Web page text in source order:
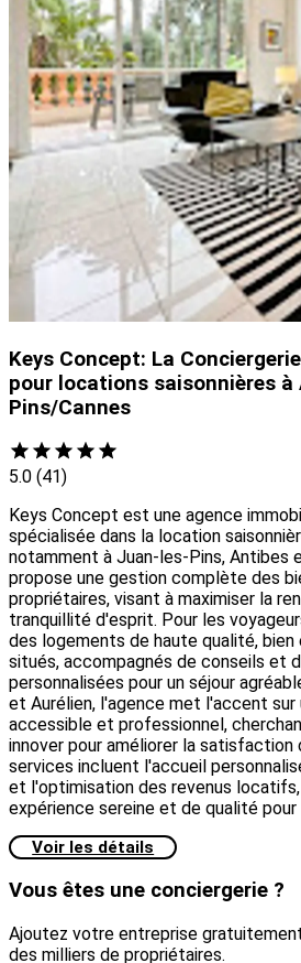
Keys Concept: La
pour locations saisonnières
Pins/Cannes
5.0 (41)
Keys Concept est une agence
spécialisée dans la location
notamment à Juan-les-Pins, Antibes
propose une gestion complète des
propriétaires, visant à maximiser la
tranquillité d'esprit. Pour les
des logements de haute qualité,
situés, accompagnés de conseils et
personnalisées pour un séjour
et Aurélien, l'agence met l'accent sur
accessible et professionnel,
innover pour améliorer la satisfaction
services incluent l'accueil
et l'optimisation des revenus
expérience sereine et de qualité
Voir les détails
Vous êtes une conciergerie ?
Ajoutez votre entreprise
des milliers de propriétaires.